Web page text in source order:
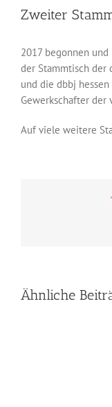
grösseres
Bild
Zweiter
2017 begonnen
der Stammtisch der
und die dbbj
Gewerkschafter der
Auf viele weitere
Ähnliche